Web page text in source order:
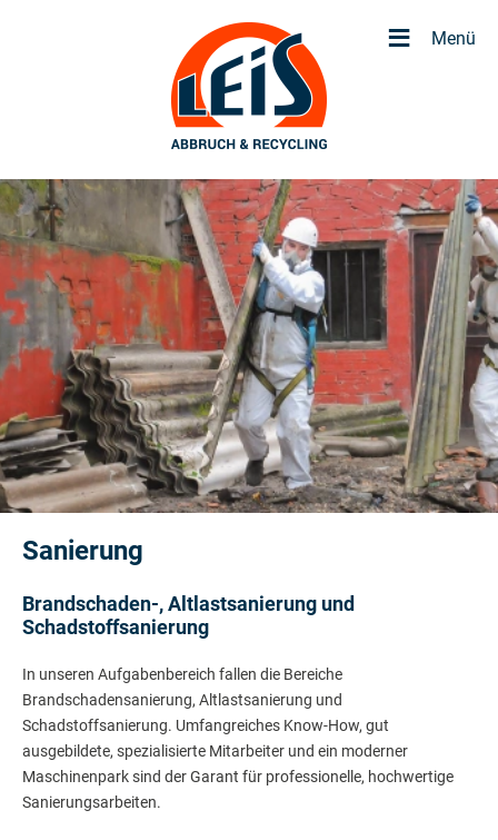
≡ Menü
Sanierung
Brandschaden-, Altlastsanierung und
Schadstoffsanierung
In unseren Aufgabenbereich fallen die Bereiche
Brandschadensanierung, Altlastsanierung und
Schadstoffsanierung. Umfangreiches Know-How, gut
ausgebildete, spezialisierte Mitarbeiter und ein moderner
Maschinenpark sind der Garant für professionelle, hochwertige
Sanierungsarbeiten.